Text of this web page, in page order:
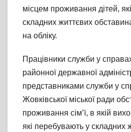
місцем проживання дітей,
складних життєвих
на обліку.
Працівники служби у
районної державної
представниками служби у
Жовківської міської ради
проживання сім’ї, в якій
які перебувають у складних